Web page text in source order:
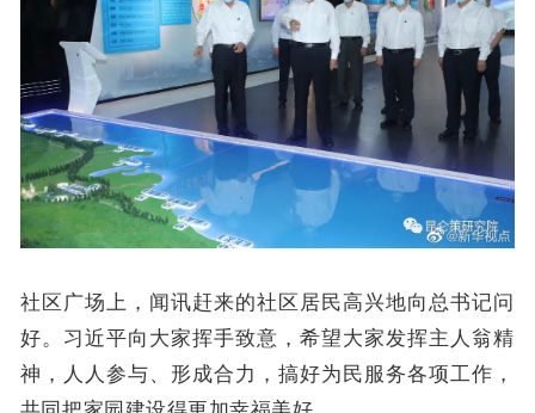
社区广场上，闻讯赶来的社区居民高兴地向总书记问
好。习近平向大家挥手致意，希望大家发挥主人翁精
神，人人参与、形成合力，搞好为民服务各项工作，